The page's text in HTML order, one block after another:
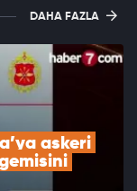
DAHA FAZLA
askeri